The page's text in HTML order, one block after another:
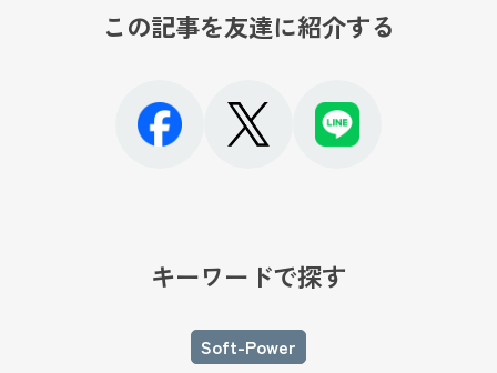
この記事を友達に紹介する
キーワードで探す
Soft-Power